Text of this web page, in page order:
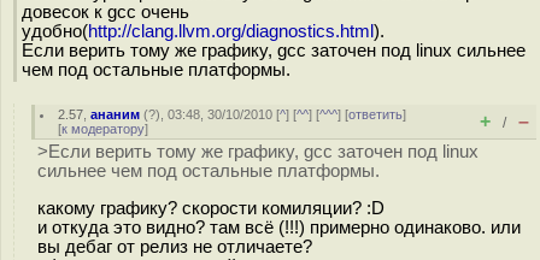
довесок к gcc очень
удобно(http://clang.llvm.org/diagnostics.html ).
Если верить тому же графику, gcc заточен под linux сильнее
чем под остальные платформы.
2.57 ,ананим (?), 03:48, 30/10/2010 [^] [^^] [^^^] [ответить]
[к модератору] + / –
>Если верить тому же графику, gcc заточен под linux
сильнее чем под остальные платформы.
какому графику? скорости комиляции? :D
и откуда это видно? там всё (!!!) примерно одинаково. или
вы дебаг от релиз не отличаете?